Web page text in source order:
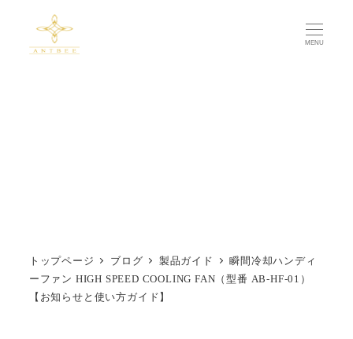
MENU
トップページ ブログ 製品ガイド
瞬間冷却ハンディ
ーファン HIGH SPEED COOLING FAN（型番 AB-HF-01）
【お知らせと使い方ガイド】